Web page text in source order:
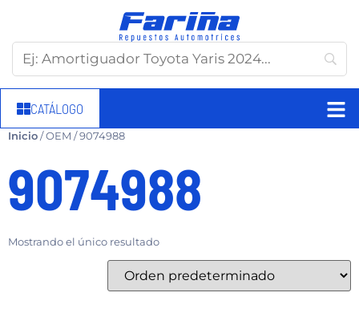
CATÁLOGO
Inicio/ OEM / 9074988
9074988
Mostrando el único resultado